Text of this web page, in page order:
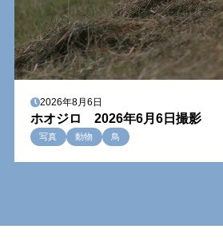
2026年8月6日
ホオジロ 2026年6月6日撮影
写真 動物 鳥